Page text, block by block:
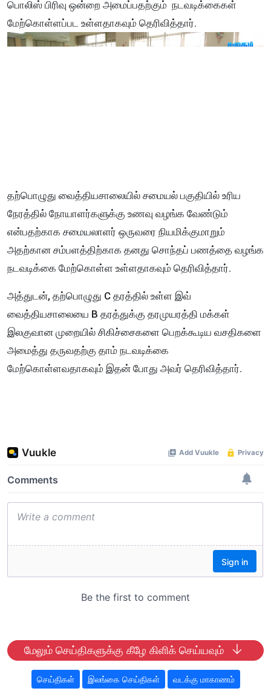
பொலிஸ் பிரிவு ஒன்றை அமைப்பதற்கும் நடவடிக்கைகள்
மேற்கொள்ளப்பட உள்ளதாகவும் தெரிவித்தார்.
தற்பொழுது வைத்தியசாலையில் சமையல் பகுதியில் உரிய
நேரத்தில் நோயாளர்களுக்கு உணவு வழங்க வேண்டும்
என்பதற்காக சமையலாளர் ஒருவரை நியமிக்குமாறும்
அதற்கான சம்பளத்திற்காக தனது சொந்தப் பணத்தை வழங்க
நடவடிக்கை மேற்கொள்ள உள்ளதாகவும் தெரிவித்தார்.
அத்துடன், தற்பொழுது C தரத்தில் உள்ள இவ்
வைத்தியசாலையை B தரத்துக்கு தரமுயரத்தி மக்கள்
இலகுவான முறையில் சிகிச்சைகளை பெறக்கூடிய வசதிகளை
அமைத்து தருவதற்கு தாம் நடவடிக்கை
மேற்கொள்ளவதாகவும் இதன் போது அவர் தெரிவித்தார்.
மேலும் செய்திகளுக்கு கீழே கிளிக் செய்யவும்
செய்திகள் இலங்கை செய்திகள் வடக்கு மாகாணம்